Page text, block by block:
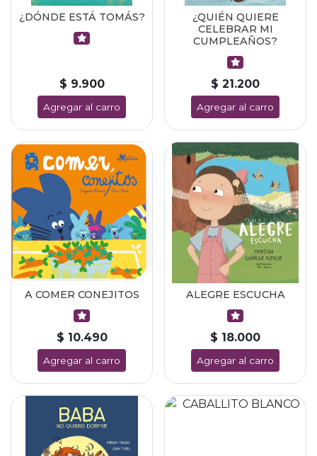
¿DÓNDE ESTÁ TOMÁS?
$ 9.900
Agregar al carro
¿QUIÉN QUIERE
CELEBRAR MI
CUMPLEAÑOS?
$ 21.200
Agregar al carro
A COMER CONEJITOS
$ 10.490
Agregar al carro
ALEGRE ESCUCHA
$ 18.000
Agregar al carro